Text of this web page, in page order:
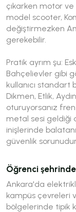
çıkarken motor ve
model scooter,
değiştirmezken
gerekebilir.
Pratik ayrım şu:
Bahçelievler gibi
kullanıcı standart
Dikmen, Etlik,
oturuyorsanız
metal sesi geldiği
inişlerinde
güvenlik
Öğrenci
Ankara'da
kampüs çevreleri
bölgelerinde tipik